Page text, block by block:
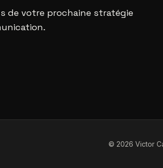
de votre prochaine stratégie
© 2026 Victor